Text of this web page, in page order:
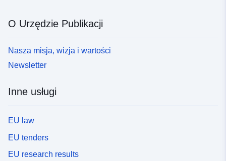
O Urzędzie Publikacji
Nasza misja, wizja i wartości
Newsletter
Inne usługi
EU law
EU tenders
EU research results